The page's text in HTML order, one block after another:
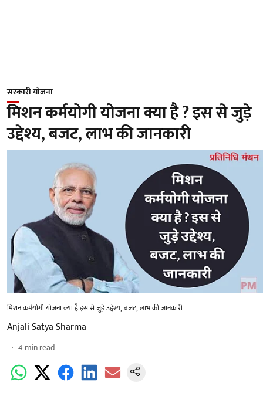
सरकारी योजना
मिशन कर्मयोगी योजना क्या है ? इस से जुड़े
उद्देश्य, बजट, लाभ की जानकारी
मिशन कर्मयोगी योजना क्या है इस से जुड़े उद्देश्य, बजट, लाभ की जानकारी
Anjali Satya Sharma
4 min read